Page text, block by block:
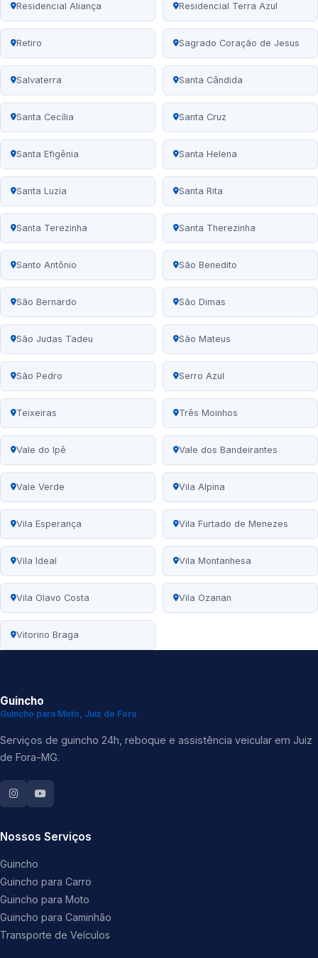
Residencial Aliança Residencial Terra Azul
Retiro Sagrado Coração de Jesus
Salvaterra Santa Cândida
Santa Cecília Santa Cruz
Santa Efigênia Santa Helena
Santa Luzia Santa Rita
Santa Terezinha Santa Therezinha
Santo Antônio São Benedito
São Bernardo São Dimas
São Judas Tadeu São Mateus
São Pedro Serro Azul
Teixeiras Três Moinhos
Vale do Ipê Vale dos Bandeirantes
Vale Verde Vila Alpina
Vila Esperança Vila Furtado de Menezes
Vila Ideal Vila Montanhesa
Vila Olavo Costa Vila Ozanan
Vitorino Braga
Guincho
Guincho para Moto, Juiz de Fora
Serviços de guincho 24h, reboque e assistência veicular em Juiz
de Fora-MG.
Nossos Serviços
Guincho
Guincho para Carro
Guincho para Moto
Guincho para Caminhão
Transporte de Veículos